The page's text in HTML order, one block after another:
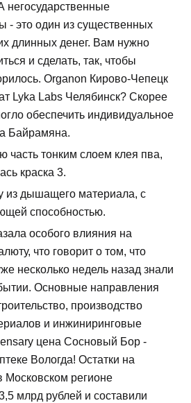
негосударственные
- это один из существенных
длинных денег. Вам нужно
и сделать, так, чтобы
Organon Кирово-Чепецк
Lyka Labs Челябинск? Скорее
обеспечить индивидуальное
Байрамяна.
часть тонким слоем клея пва,
краска 3.
из дышащего материала, с
способностью.
особого влияния на
что говорит о том, что
несколько недель назад знали
Основные направления
производство
и инжиниринговые
цена Сосновый Бор -
Вологда! Остатки на
Московском регионе
млрд рублей и составили